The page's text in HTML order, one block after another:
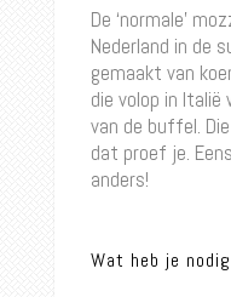
De ‘normale’
Nederland in de
gemaakt van
die volop in
van de buffel.
dat proef je.
anders!
Wat heb je